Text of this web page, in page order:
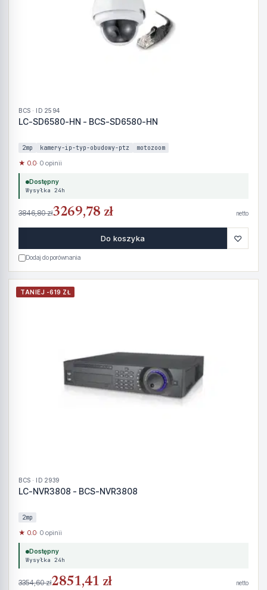
BCS · ID 2594
LC-SD6580-HN - BCS-SD6580-HN
2mp kamery-ip-typ-obudowy-ptz motozoom
★ 0.0· 0 opinii
Dostępny
Wysyłka 24h
3846,80 zł3269,78 zł netto
Do koszyka ♡
Dodaj do porównania
TANIEJ -619 ZŁ
BCS · ID 2939
LC-NVR3808 - BCS-NVR3808
2mp
★ 0.0· 0 opinii
Dostępny
Wysyłka 24h
3354,60 zł2851,41 zł netto